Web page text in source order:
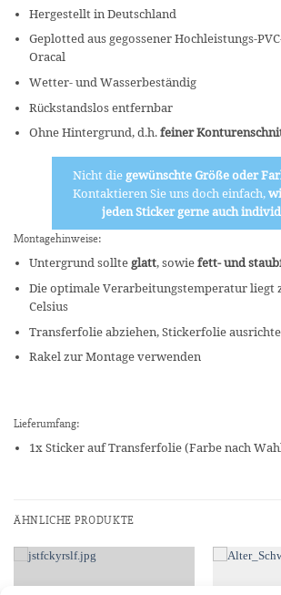
Hergestellt in Deutschland
Geplotted aus gegossener Hochleistungs-
Oracal
Wetter- und Wasserbeständig
Rückstandslos entfernbar
Ohne Hintergrund, d.h.feiner
Nicht die gewünschte Größe oder
Kontaktieren Sie uns doch einfach,
jeden Sticker gerne auch
Montagehinweise:
Untergrund sollte glatt, sowiefett- und
Die optimale Verarbeitungstemperatur liegt
Celsius
Transferfolie abziehen, Stickerfolie
Rakel zur Montage verwenden
Lieferumfang:
1x Sticker auf Transferfolie (Farbe nach
ÄHNLICHE PRODUKTE